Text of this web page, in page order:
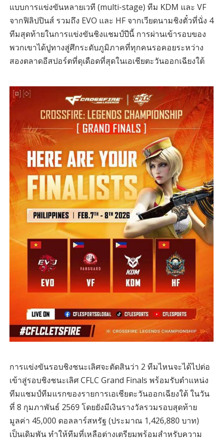
แบบการแข่งขันหลายเวที (multi-stage) ทีม KDM และ VF
จากฟิลิปปินส์ รวมถึง EVO และ HF จากเวียดนามชิงตั๋วที่นั่ง 4
ทีมสุดท้ายในการแข่งขันชิงแชมป์ปีนี้ การผ่านเข้ารอบของ
พวกเขาได้ปูทางสู่ศึกระดับภูมิภาคที่ทุกคนรอคอยระหว่าง
สองตลาดอีสปอร์ตที่ดุเดือดที่สุดในเอเชียตะวันออกเฉียงใต้
การแข่งขันรอบชิงชนะเลิศจะตัดสินว่า 2 ทีมไหนจะได้ไปต่อ
เข้าสู่รอบชิงชนะเลิศ CFLC Grand Finals พร้อมรับตำแหน่ง
ทีมแชมป์ทีมแรกของรายการเอเชียตะวันออกเฉียงใต้ ในวัน
ที่ 8 กุมภาพันธ์ 2569 โดยยังมีเงินรางวัลรวมรอบสุดท้าย
มูลค่า 45,000 ดอลลาร์สหรัฐ (ประมาณ 1,426,880 บาท)
เป็นเดิมพัน ทำให้ทีมที่เหลือต่างเตรียมพร้อมสำหรับความ